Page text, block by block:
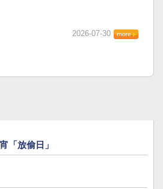
2026-07-30
「放偷日」